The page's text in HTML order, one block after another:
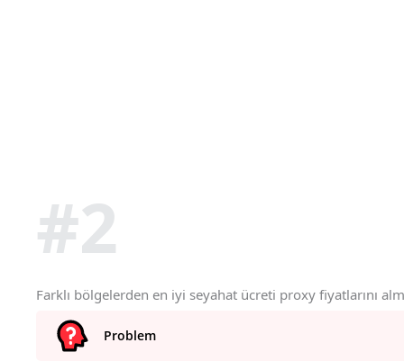
#2
Farklı bölgelerden en iyi seyahat ücreti proxy fiyatlarını
Problem